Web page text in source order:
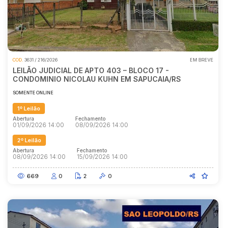
COD. 3631 / 216/2026 EM BREVE
LEILÃO JUDICIAL DE APTO 403 – BLOCO 17 -
CONDOMINIO NICOLAU KUHN EM SAPUCAIA/RS
SOMENTE ONLINE
1º Leilão
Abertura
01/09/2026 14:00
Fechamento
08/09/2026 14:00
2º Leilão
Abertura
08/09/2026 14:00
Fechamento
15/09/2026 14:00
669 0 2 0